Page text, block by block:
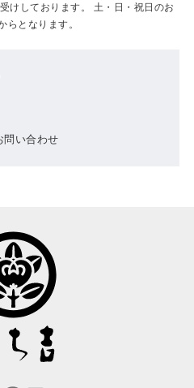
問い合わせ
けしております。 土・日・祝日のお
らとなります。